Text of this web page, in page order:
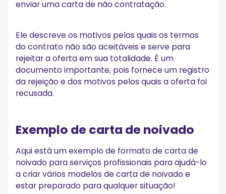
enviar uma carta de não contratação.
Ele descreve os motivos pelos quais os termos
do contrato não são aceitáveis e serve para
rejeitar a oferta em sua totalidade. É um
documento importante, pois fornece um registro
da rejeição e dos motivos pelos quais a oferta foi
recusada.
Exemplo de carta de noivado
Aqui está um exemplo de formato de carta de
noivado para serviços profissionais para ajudá-lo
a criar vários modelos de carta de noivado e
estar preparado para qualquer situação!